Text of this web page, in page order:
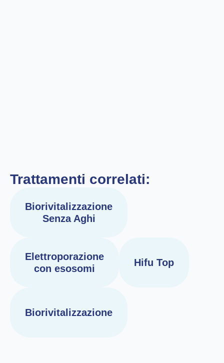
Trattamenti correlati:
Biorivitalizzazione
Senza Aghi
Elettroporazione
con esosomi
Hifu Top
Biorivitalizzazione